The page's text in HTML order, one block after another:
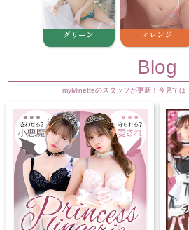
グリーン オレンジ
Blog
myMinetteのスタッフが更新！今見て